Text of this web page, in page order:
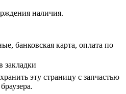
наличия.
банковская карта, оплата по
закладки
эту страницу с запчастью